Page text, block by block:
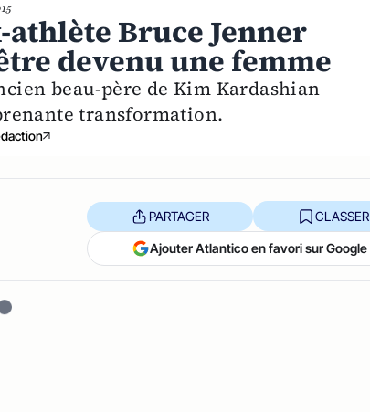
Bruce Jenner
devenu une femme
beau-père de Kim Kardashian
transformation.
PARTAGER CLASSER
Ajouter Atlantico en favori sur Google